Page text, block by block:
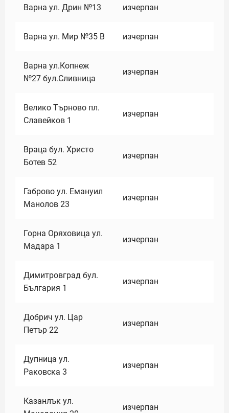
Варна ул. Дрин №13 изчерпан
Варна ул. Мир №35 В изчерпан
Варна ул.Копнеж
№27 бул.Сливница
изчерпан
Велико Търново пл.
Славейков 1
изчерпан
Враца бул. Христо
Ботев 52
изчерпан
Габрово ул. Емануил
Манолов 23
изчерпан
Горна Оряховица ул.
Мадара 1
изчерпан
Димитровград бул.
България 1
изчерпан
Добрич ул. Цар
Петър 22
изчерпан
Дупница ул.
Раковска 3
изчерпан
Казанлък ул.
изчерпан